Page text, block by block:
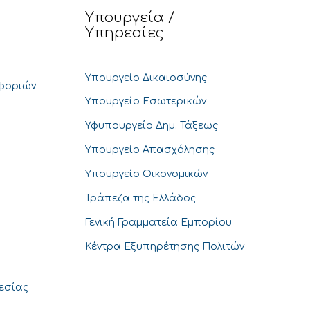
Υπουργεία /
Υπηρεσίες
Υπουργείο Δικαιοσύνης
Υπουργείο Εσωτερικών
Υφυπουργείο Δημ. Τάξεως
Υπουργείο Απασχόλησης
Υπουργείο Οικονομικών
Τράπεζα της Ελλάδος
Γενική Γραμματεία Εμπορίου
Κέντρα Εξυπηρέτησης Πολιτών